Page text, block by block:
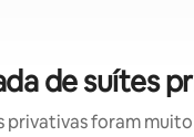
de suítes
foram